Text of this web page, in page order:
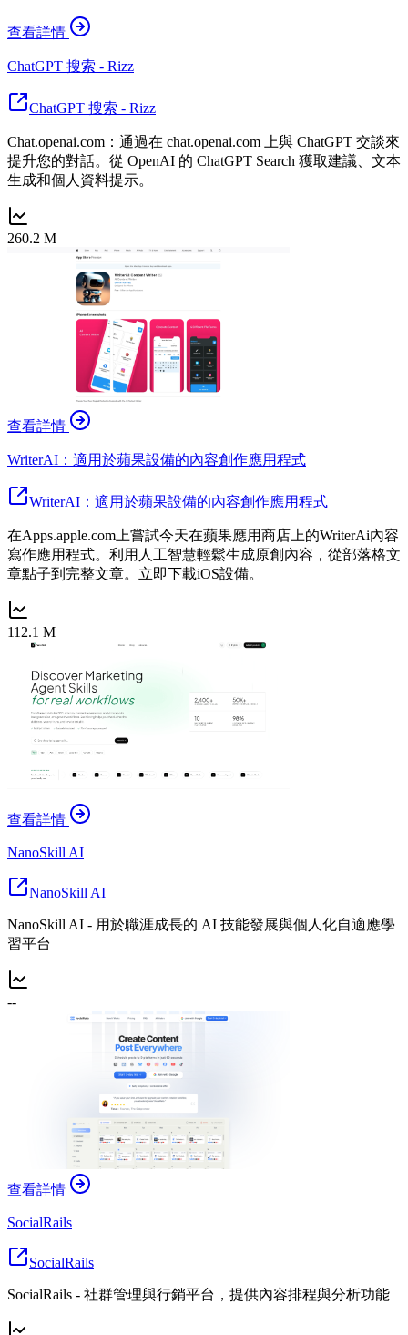
查看詳情
ChatGPT 搜索 - Rizz
ChatGPT 搜索 - Rizz
Chat.openai.com：通過在 chat.openai.com 上與 ChatGPT 交談來
提升您的對話。從 OpenAI 的 ChatGPT Search 獲取建議、文本
生成和個人資料提示。
260.2 M
查看詳情
WriterAI：適用於蘋果設備的內容創作應用程式
WriterAI：適用於蘋果設備的內容創作應用程式
在Apps.apple.com上嘗試今天在蘋果應用商店上的WriterAi內容
寫作應用程式。利用人工智慧輕鬆生成原創內容，從部落格文
章點子到完整文章。立即下載iOS設備。
112.1 M
查看詳情
NanoSkill AI
NanoSkill AI
NanoSkill AI - 用於職涯成長的 AI 技能發展與個人化自適應學
習平台
--
查看詳情
SocialRails
SocialRails
SocialRails - 社群管理與行銷平台，提供內容排程與分析功能